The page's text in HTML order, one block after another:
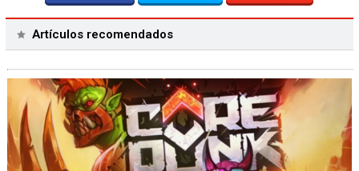
Artículos recomendados